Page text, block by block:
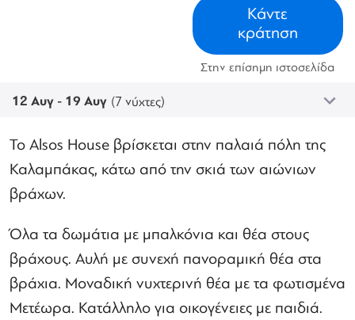
Κάντε
κράτηση
Στην επίσημη ιστοσελίδα
12 Αυγ - 19 Αυγ (7 νύχτες)
Το Alsos House βρίσκεται στην παλαιά πόλη της
Καλαμπάκας, κάτω από την σκιά των αιώνιων
βράχων.
Όλα τα δωμάτια με μπαλκόνια και θέα στους
βράχους. Αυλή με συνεχή πανοραμική θέα στα
βράχια. Μοναδική νυχτερινή θέα με τα φωτισμένα
Μετέωρα. Κατάλληλο για οικογένειες με παιδιά.